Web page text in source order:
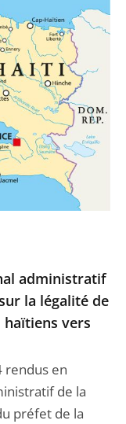
administratif
la légalité de
haïtiens vers
rendus en
de la
préfet de la